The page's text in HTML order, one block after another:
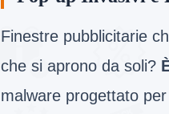
Finestre pubblicitarie
che si aprono da soli?
malware progettato